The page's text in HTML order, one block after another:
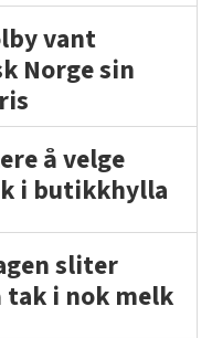
vant
Norge sin
å velge
i butikkhylla
sliter
tak i nok melk